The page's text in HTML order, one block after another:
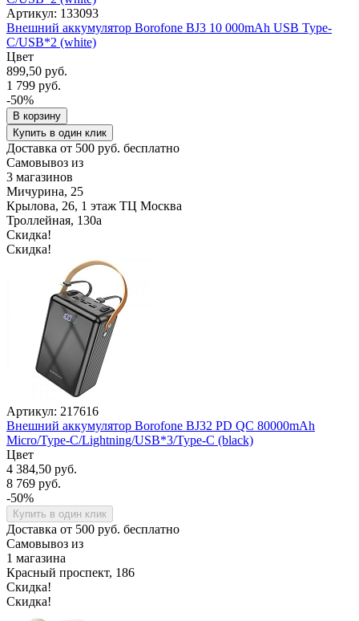
Артикул: 133093
Внешний аккумулятор Borofone BJ3 10 000mAh USB Type-
C/USB*2 (white)
Цвет
899,50 руб.
1 799 руб.
-50%
В корзину
Купить в один клик
Доставка от 500 руб. бесплатно
Самовывоз из
3 магазинов
Мичурина, 25
Крылова, 26, 1 этаж ТЦ Москва
Троллейная, 130а
Скидка!
Скидка!
Артикул: 217616
Внешний аккумулятор Borofone BJ32 PD QC 80000mAh
Micro/Type-C/Lightning/USB*3/Type-C (black)
Цвет
4 384,50 руб.
8 769 руб.
-50%
Купить в один клик
Доставка от 500 руб. бесплатно
Самовывоз из
1 магазина
Красный проспект, 186
Скидка!
Скидка!